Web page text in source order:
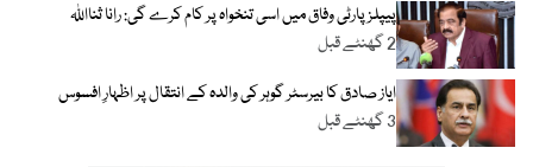
پیپلز پارٹی وفاق میں اسی تنخواہ پر کام کرے گی: رانا ثنااللہ
2 گھنٹے قبل
ایاز صادق کا بیرسٹر گوہر کی والدہ کے انتقال پر اظہارِ افسوس
3 گھنٹے قبل